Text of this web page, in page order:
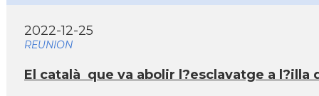
2022-12-25
REUNION
El català que va abolir l?esclavatge a l?illa